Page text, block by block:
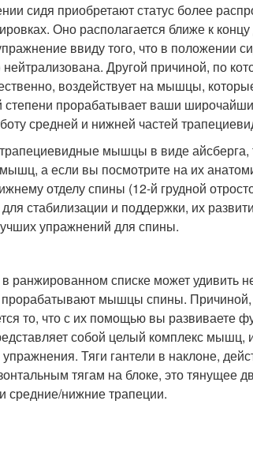
сидя приобретают статус более
Оно располагается ближе к концу
ввиду того, что в положении
Другой причиной, по
воздействует на мышцы,
степени прорабатывает ваши
средней и нижней частей
мышцы в виде айсберга,
а если вы посмотрите на их
отделу спины (12-й грудной
стабилизации и поддержки, их
упражнений для спины.
ранжированном списке может удивить
мышцы спины. Причиной,
то, что с их помощью вы
собой целый комплекс мышц,
Тяги гантели в наклоне,
тягам на блоке, это тянущее
нижние трапеции.